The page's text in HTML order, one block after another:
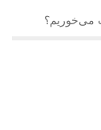
می‌خوریم؟